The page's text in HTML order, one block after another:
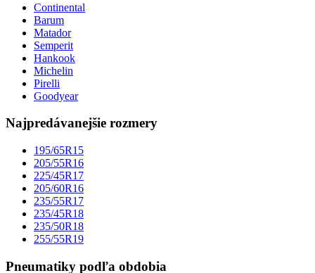
Continental
Barum
Matador
Semperit
Hankook
Michelin
Pirelli
Goodyear
Najpredávanejšie rozmery
195/65R15
205/55R16
225/45R17
205/60R16
235/55R17
235/45R18
235/50R18
255/55R19
Pneumatiky podľa obdobia